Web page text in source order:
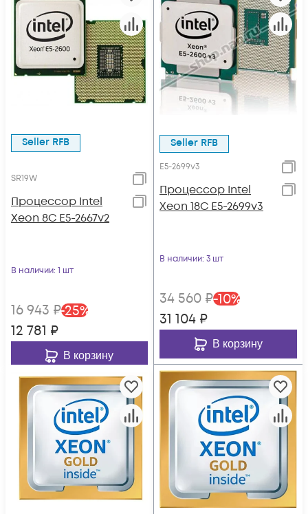
Seller RFB
SR19W
Процессор Intel
Xeon 8C E5-2667v2
В наличии: 1 шт
16 943 ₽-25%
12 781 ₽
В корзину
Seller RFB
E5-2699v3
Процессор Intel
Xeon 18C E5-2699v3
В наличии: 3 шт
34 560 ₽-10%
31 104 ₽
В корзину